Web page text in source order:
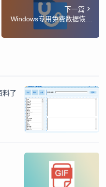
下一篇
Windows专用免费数据恢复
料了